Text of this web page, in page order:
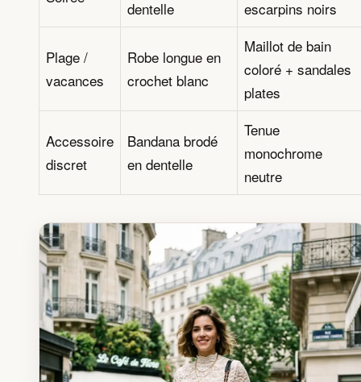
dentelle
escarpins noirs
Plage /
vacances
Robe longue en
crochet blanc
Maillot de bain
coloré + sandales
plates
Accessoire
discret
Bandana brodé
en dentelle
Tenue
monochrome
neutre